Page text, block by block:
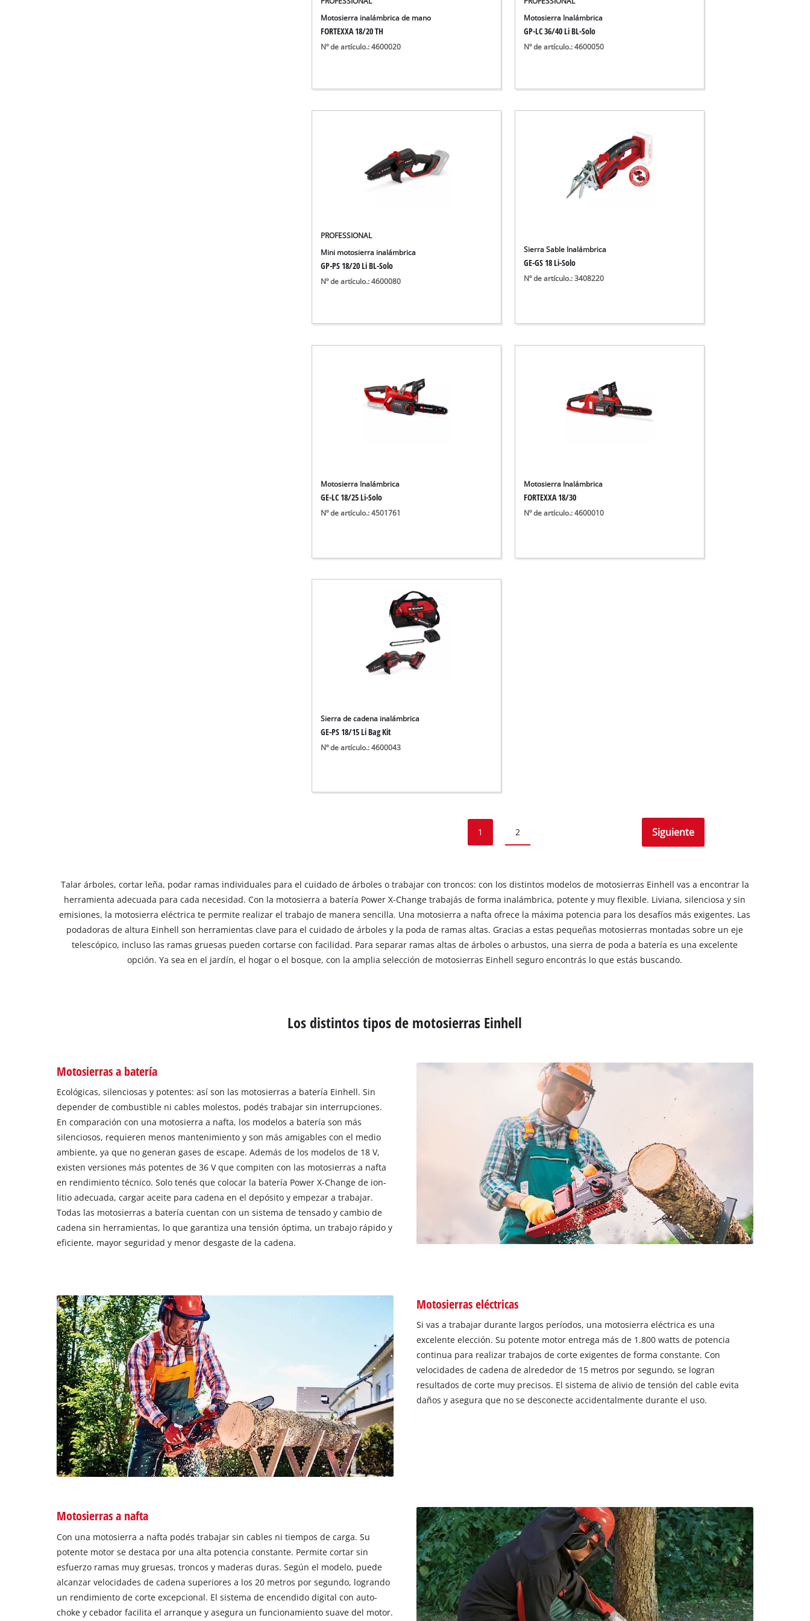
Aspirador de materiales húmedos y secos
Aspiradoras para cenizas
Compresores para automóvil
Arrancadores
Motosierra inalámbrica de mano
FORTEXXA 18/20 TH
Nº de artículo.: 4600020
Motosierra Inalámbrica
GP-LC 36/40 Li BL-Solo
Nº de artículo.: 4600050
PROFESSIONAL
Mini motosierra inalámbrica
GP-PS 18/20 Li BL-Solo
Nº de artículo.: 4600080
Sierra Sable Inalámbrica
GE-GS 18 Li-Solo
Nº de artículo.: 3408220
Motosierra Inalámbrica
GE-LC 18/25 Li-Solo
Nº de artículo.: 4501761
Motosierra Inalámbrica
FORTEXXA 18/30
Nº de artículo.: 4600010
Sierra de cadena inalámbrica
GE-PS 18/15 Li Bag Kit
Nº de artículo.: 4600043
1 2 Siguiente
Talar árboles, cortar leña, podar ramas individuales para el cuidado de árboles o trabajar con troncos: con los distintos modelos de motosierras Einhell vas a encontrar la
herramienta adecuada para cada necesidad. Con la motosierra a batería Power X-Change trabajás de forma inalámbrica, potente y muy flexible. Liviana, silenciosa y sin
emisiones, la motosierra eléctrica te permite realizar el trabajo de manera sencilla. Una motosierra a nafta ofrece la máxima potencia para los desafíos más exigentes. Las
podadoras de altura Einhell son herramientas clave para el cuidado de árboles y la poda de ramas altas. Gracias a estas pequeñas motosierras montadas sobre un eje
telescópico, incluso las ramas gruesas pueden cortarse con facilidad. Para separar ramas altas de árboles o arbustos, una sierra de poda a batería es una excelente
opción. Ya sea en el jardín, el hogar o el bosque, con la amplia selección de motosierras Einhell seguro encontrás lo que estás buscando.
Los distintos tipos de motosierras Einhell
Motosierras a batería
Ecológicas, silenciosas y potentes: así son las motosierras a batería Einhell. Sin
depender de combustible ni cables molestos, podés trabajar sin interrupciones.
En comparación con una motosierra a nafta, los modelos a batería son más
silenciosos, requieren menos mantenimiento y son más amigables con el medio
ambiente, ya que no generan gases de escape. Además de los modelos de 18 V,
existen versiones más potentes de 36 V que compiten con las motosierras a nafta
en rendimiento técnico. Solo tenés que colocar la batería Power X-Change de ion-
litio adecuada, cargar aceite para cadena en el depósito y empezar a trabajar.
Todas las motosierras a batería cuentan con un sistema de tensado y cambio de
cadena sin herramientas, lo que garantiza una tensión óptima, un trabajo rápido y
eficiente, mayor seguridad y menor desgaste de la cadena.
Motosierras eléctricas
Si vas a trabajar durante largos períodos, una motosierra eléctrica es una
excelente elección. Su potente motor entrega más de 1.800 watts de potencia
continua para realizar trabajos de corte exigentes de forma constante. Con
velocidades de cadena de alrededor de 15 metros por segundo, se logran
resultados de corte muy precisos. El sistema de alivio de tensión del cable evita
daños y asegura que no se desconecte accidentalmente durante el uso.
Motosierras a nafta
Con una motosierra a nafta podés trabajar sin cables ni tiempos de carga. Su
potente motor se destaca por una alta potencia constante. Permite cortar sin
esfuerzo ramas muy gruesas, troncos y maderas duras. Según el modelo, puede
alcanzar velocidades de cadena superiores a los 20 metros por segundo, logrando
un rendimiento de corte excepcional. El sistema de encendido digital con auto-
choke y cebador facilita el arranque y asegura un funcionamiento suave del motor.